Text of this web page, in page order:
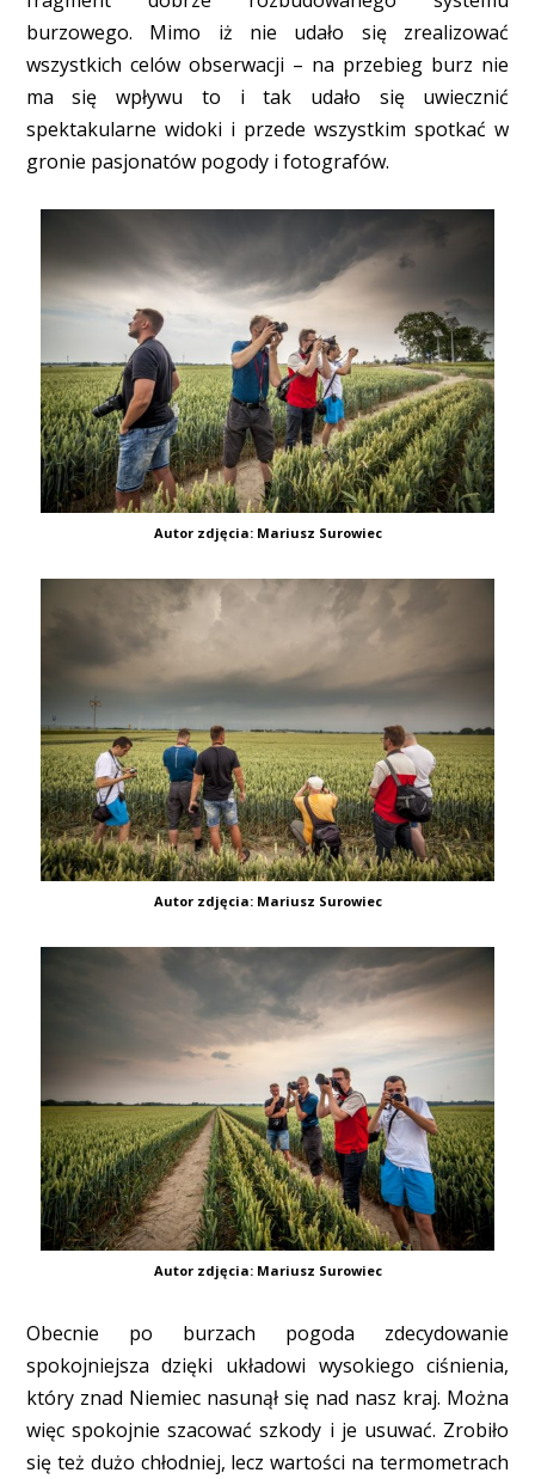
burzowego. Mimo iż nie udało się zrealizować
wszystkich celów obserwacji – na przebieg burz nie
ma się wpływu to i tak udało się uwiecznić
spektakularne widoki i przede wszystkim spotkać w
gronie pasjonatów pogody i fotografów.
Autor zdjęcia: Mariusz Surowiec
Autor zdjęcia: Mariusz Surowiec
Autor zdjęcia: Mariusz Surowiec
Obecnie po burzach pogoda zdecydowanie
spokojniejsza dzięki układowi wysokiego ciśnienia,
który znad Niemiec nasunął się nad nasz kraj. Można
więc spokojnie szacować szkody i je usuwać. Zrobiło
się też dużo chłodniej, lecz wartości na termometrach